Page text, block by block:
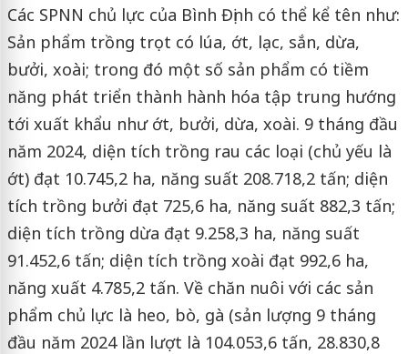
Các SPNN chủ lực của Bình Định có thể kể tên như:
Sản phẩm trồng trọt có lúa, ớt, lạc, sắn, dừa,
bưởi, xoài; trong đó một số sản phẩm có tiềm
năng phát triển thành hành hóa tập trung hướng
tới xuất khẩu như ớt, bưởi, dừa, xoài. 9 tháng đầu
năm 2024, diện tích trồng rau các loại (chủ yếu là
ớt) đạt 10.745,2 ha, năng suất 208.718,2 tấn; diện
tích trồng bưởi đạt 725,6 ha, năng suất 882,3 tấn;
diện tích trồng dừa đạt 9.258,3 ha, năng suất
91.452,6 tấn; diện tích trồng xoài đạt 992,6 ha,
năng xuất 4.785,2 tấn. Về chăn nuôi với các sản
phẩm chủ lực là heo, bò, gà (sản lượng 9 tháng
đầu năm 2024 lần lượt là 104.053,6 tấn, 28.830,8